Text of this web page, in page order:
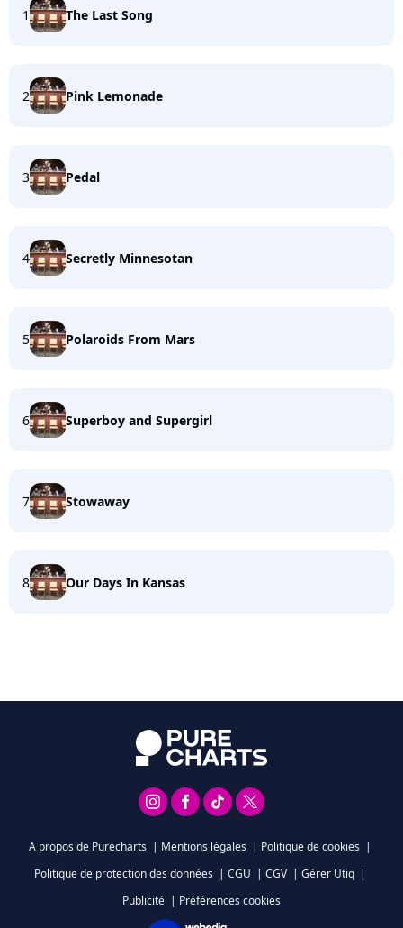
1 The Last Song
2 Pink Lemonade
3 Pedal
4 Secretly Minnesotan
5 Polaroids From Mars
6 Superboy and Supergirl
7 Stowaway
8 Our Days In Kansas
A propos de Purecharts | Mentions légales | Politique de cookies |
Politique de protection des données | CGU | CGV | Gérer Utiq |
Publicité | Préférences cookies